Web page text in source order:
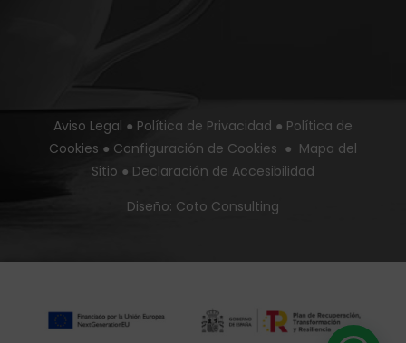
Aviso Legal ● Política de Privacidad ● Política de
Cookies ● Configuración de Cookies ● Mapa del
Sitio ● Declaración de Accesibilidad
Diseño: Coto Consulting